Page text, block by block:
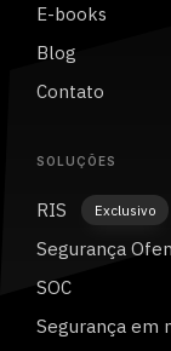
E-books
Blog
Contato
SOLUÇÕES
RIS Exclusivo
Segurança
SOC
Segurança em